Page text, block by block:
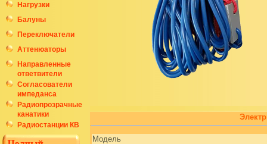
Нагрузки
Балуны
Переключатели
Аттенюаторы
Направленные
ответвители
Согласователи
импеданса
Радиопрозрачные
канатики
Радиостанции КВ
Модель